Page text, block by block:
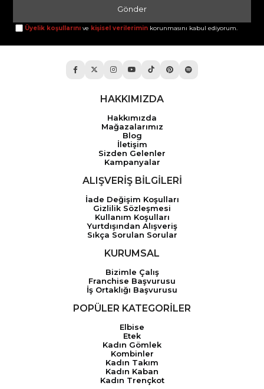
Gönder
Üyelik koşullarını ve kişisel verilerimin korunmasını kabul ediyorum.
HAKKIMIZDA
Hakkımızda
Mağazalarımız
Blog
İletişim
Sizden Gelenler
Kampanyalar
ALIŞVERİŞ BİLGİLERİ
İade Değişim Koşulları
Gizlilik Sözleşmesi
Kullanım Koşulları
Yurtdışından Alışveriş
Sıkça Sorulan Sorular
KURUMSAL
Bizimle Çalış
Franchise Başvurusu
İş Ortaklığı Başvurusu
POPÜLER KATEGORİLER
Elbise
Etek
Kadın Gömlek
Kombinler
Kadın Takım
Kadın Kaban
Kadın Trençkot